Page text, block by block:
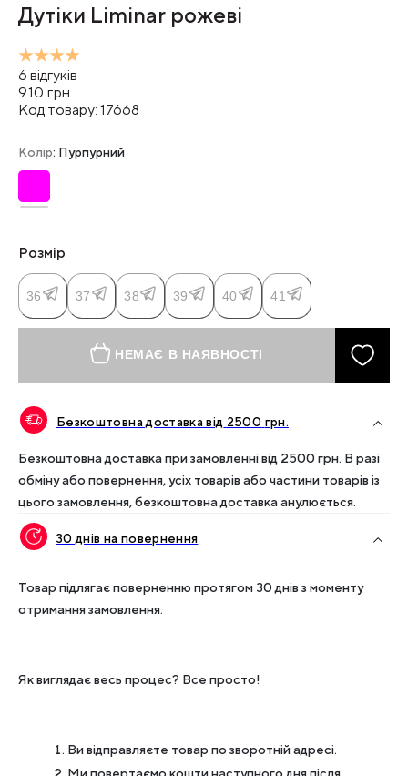
Дутіки Liminar рожеві
6 відгуків
910 грн
Код товару: 17668
Колір: Пурпурний
Розмір
36 37 38 39 40 41
НЕМАЄ В НАЯВНОСТІ
Безкоштовна доставка від 2500 грн.
Безкоштовна доставка при замовленні від 2500 грн. В разі
обміну або повернення, усіх товарів або частини товарів із
цього замовлення, безкоштовна доставка анулюється.
30 днів на повернення
Товар підлягає поверненню протягом 30 днів з моменту
отримання замовлення.
Як виглядає весь процес? Все просто!
Ви відправляєте товар по зворотній адресі.